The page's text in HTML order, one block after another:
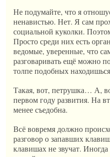
Не подумайте, что я
ненавистью. Нет. Я сам
социальной куколки.
Просто среди них есть
ведомые, уверенные, что
разговаривать ещё можно
толпе подобных
Такая, вот, петрушка… А,
первом году развития. На
менее съедобна.
Всё вовремя должно
разговор о запавших
клавишах не звучат.